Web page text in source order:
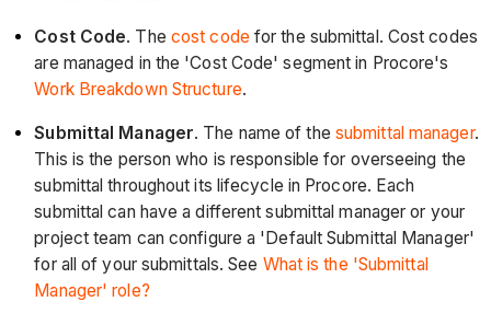
Cost Code. The cost code for the submittal. Cost codes
are managed in the 'Cost Code' segment in Procore's
Work Breakdown Structure.
Submittal Manager. The name of the submittal manager.
This is the person who is responsible for overseeing the
submittal throughout its lifecycle in Procore. Each
submittal can have a different submittal manager or your
project team can configure a 'Default Submittal Manager'
for all of your submittals. See What is the 'Submittal
Manager' role?